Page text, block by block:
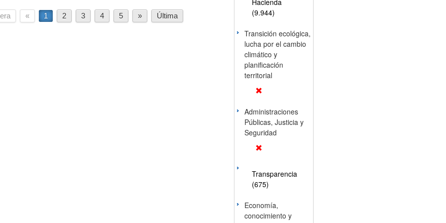
« 1 2 3 4 5 » Última
Hacienda
(9.944)
Transición ecológica,
lucha por el cambio
climático y
planificación
territorial
Administraciones
Públicas, Justicia y
Seguridad
Transparencia
(675)
Economía,
conocimiento y